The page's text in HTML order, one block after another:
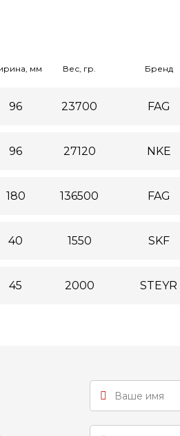
мм Вес, гр. Бренд
96 23700 FAG
96 27120 NKE
180 136500 FAG
40 1550 SKF
45 2000 STEYR